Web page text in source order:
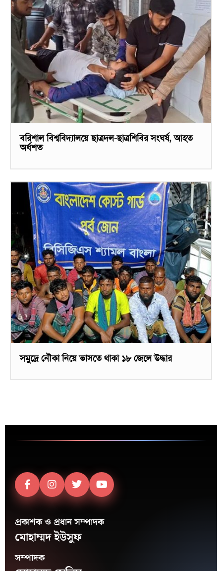
বরিশাল বিশ্ববিদ্যালয়ে ছাত্রদল-ছাত্রশিবির সংঘর্ষ, আহত
অর্ধশত
সমুদ্রে নৌকা নিয়ে ভাসতে থাকা ১৮ জেলে উদ্ধার
প্রকাশক ও প্রধান সম্পাদক
মোহাম্মদ ইউসুফ
সম্পাদক